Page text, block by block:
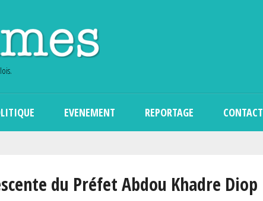
EVENEMENT REPORTAGE CONTACT
du Préfet Abdou Khadre Diop